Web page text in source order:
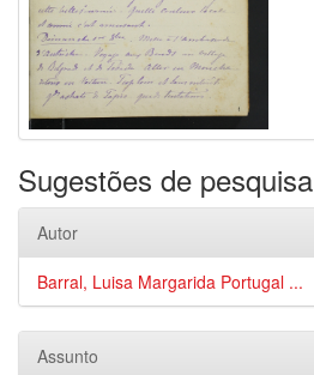
Sugestões de pesquisa
Autor
Barral, Luisa Margarida Portugal ...
Assunto